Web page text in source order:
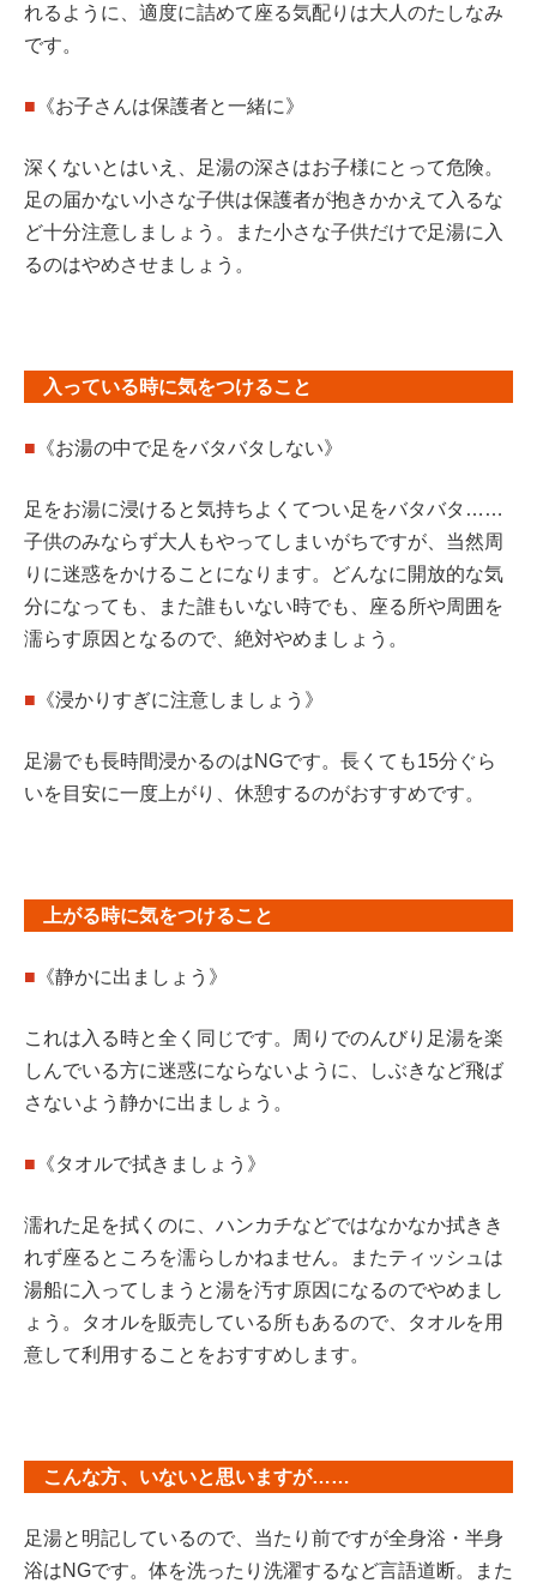
れるように、適度に詰めて座る気配りは大人のたしなみ
です。
■ 《お子さんは保護者と一緒に》
深くないとはいえ、足湯の深さはお子様にとって危険。
足の届かない小さな子供は保護者が抱きかかえて入るな
ど十分注意しましょう。また小さな子供だけで足湯に入
るのはやめさせましょう。
入っている時に気をつけること
■ 《お湯の中で足をバタバタしない》
足をお湯に浸けると気持ちよくてつい足をバタバタ……
子供のみならず大人もやってしまいがちですが、当然周
りに迷惑をかけることになります。どんなに開放的な気
分になっても、また誰もいない時でも、座る所や周囲を
濡らす原因となるので、絶対やめましょう。
■ 《浸かりすぎに注意しましょう》
足湯でも長時間浸かるのはNGです。長くても15分ぐら
いを目安に一度上がり、休憩するのがおすすめです。
上がる時に気をつけること
■ 《静かに出ましょう》
これは入る時と全く同じです。周りでのんびり足湯を楽
しんでいる方に迷惑にならないように、しぶきなど飛ば
さないよう静かに出ましょう。
■ 《タオルで拭きましょう》
濡れた足を拭くのに、ハンカチなどではなかなか拭きき
れず座るところを濡らしかねません。またティッシュは
湯船に入ってしまうと湯を汚す原因になるのでやめまし
ょう。タオルを販売している所もあるので、タオルを用
意して利用することをおすすめします。
こんな方、いないと思いますが……
足湯と明記しているので、当たり前ですが全身浴・半身
浴はNGです。体を洗ったり洗濯するなど言語道断。また